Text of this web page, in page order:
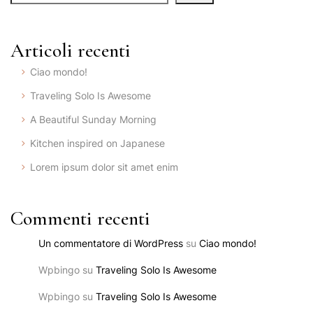
Articoli recenti
Ciao mondo!
Traveling Solo Is Awesome
A Beautiful Sunday Morning
Kitchen inspired on Japanese
Lorem ipsum dolor sit amet enim
Commenti recenti
Un commentatore di WordPress su Ciao mondo!
Wpbingo su Traveling Solo Is Awesome
Wpbingo su Traveling Solo Is Awesome